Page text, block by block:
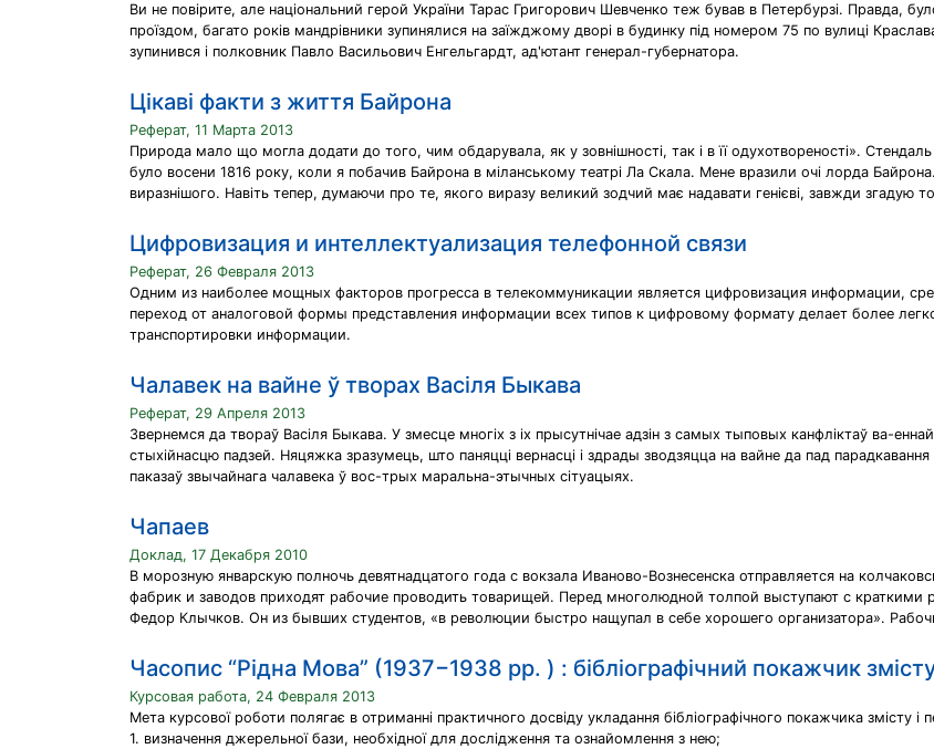
Ви не повірите, але національний герой України Тарас Григорович Шевченко теж бував в Петербурзі. Правда,
проїздом, багато років мандрівники зупинялися на заїжджому дворі в будинку під номером 75 по вулиці
зупинився і полковник Павло Васильович Енгельгардт, ад'ютант генерал-губернатора.
Цікаві факти з життя Байрона
Реферат, 11 Марта 2013
Природа мало що могла додати до того, чим обдарувала, як у зовнішності, так і в її одухотвореності».
було восени 1816 року, коли я побачив Байрона в міланському театрі Ла Скала. Мене вразили очі лорда
виразнішого. Навіть тепер, думаючи про те, якого виразу великий зодчий має надавати генієві, завжди згадую
Цифровизация и интеллектуализация телефонной связи
Реферат, 26 Февраля 2013
Одним из наиболее мощных факторов прогресса в телекоммуникации является цифровизация информации,
переход от аналоговой формы представления информации всех типов к цифровому формату делает более
транспортировки информации.
Чалавек на вайне ў творах Васіля Быкава
Реферат, 29 Апреля 2013
Звернемся да твораў Васіля Быкава. У змесце многіх з іх прысутнічае адзін з самых тыповых канфліктаў ва-
стыхійнасцю падзей. Няцяжка зразумець, што паняцці вернасці і здрады зводзяцца на вайне да пад парадкавання
паказаў звычайнага чалавека ў вос-трых маральна-этычных сітуацыях.
Чапаев
Доклад, 17 Декабря 2010
В морозную январскую полночь девятнадцатого года с вокзала Иваново-Вознесенска отправляется на
фабрик и заводов приходят рабочие проводить товарищей. Перед многолюдной толпой выступают с
Федор Клычков. Он из бывших студентов, «в революции быстро нащупал в себе хорошего организатора».
Часопис “Рідна Мова” (1937−1938 рр. ) : бібліографічний покажчик
Курсовая работа, 24 Февраля 2013
Мета курсової роботи полягає в отриманні практичного досвіду укладання бібліографічного покажчика змісту і
1. визначення джерельної бази, необхідної для дослідження та ознайомлення з нею;